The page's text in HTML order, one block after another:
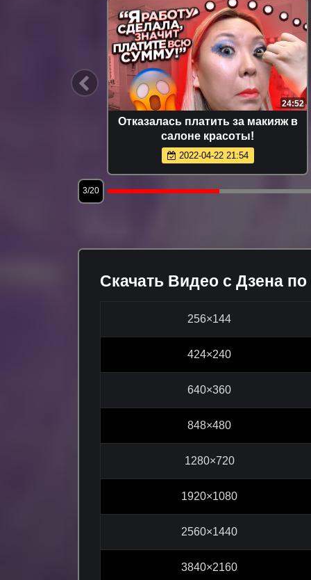
24:52
Отказалась платить за макияж в
салоне красоты!
2022-04-22 21:54
3/20
Скачать Видео с Дзена
256×144
424×240
640×360
848×480
1280×720
1920×1080
2560×1440
3840×2160